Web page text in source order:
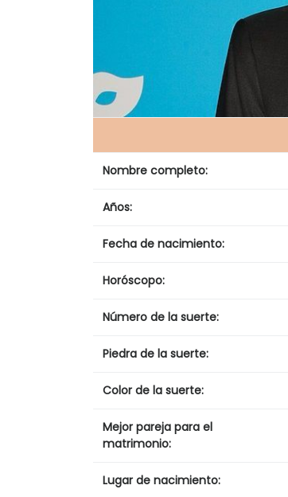
Nombre completo:
Años:
Fecha de nacimiento:
Horóscopo:
Número de la suerte:
Piedra de la suerte:
Color de la suerte:
Mejor pareja para el
matrimonio:
Lugar de nacimiento: